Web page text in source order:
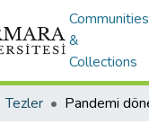
Communities
&
Collections
Tezler